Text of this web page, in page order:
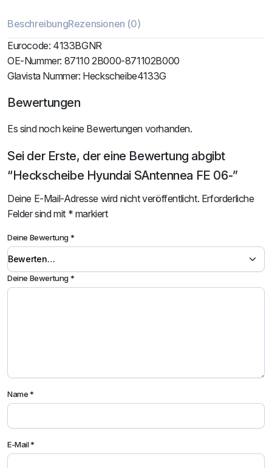
BeschreibungRezensionen (0)
Eurocode: 4133BGNR
OE-Nummer: 87110 2B000-871102B000
Glavista Nummer: Heckscheibe4133G
Bewertungen
Es sind noch keine Bewertungen vorhanden.
Sei der Erste, der eine Bewertung abgibt
“Heckscheibe Hyundai SAntennea FE 06-”
Deine E-Mail-Adresse wird nicht veröffentlicht. Erforderliche
Felder sind mit * markiert
Deine Bewertung*
Deine Bewertung*
Name*
E-Mail*